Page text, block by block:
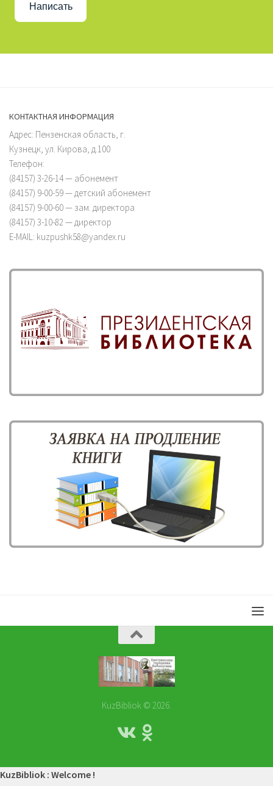
Написать
КОНТАКТНАЯ ИНФОРМАЦИЯ
Адрес: Пензенская область, г.
Кузнецк, ул. Кирова, д.100
Телефон:
(84157) 3-26-14 — абонемент
(84157) 9-00-59 — детский абонемент
(84157) 9-00-60 — зам. директора
(84157) 3-10-82 — директор
E-MAIL: kuzpushk58@yandex.ru
KuzBibliok © 2026.
KuzBibliok : Welcome !